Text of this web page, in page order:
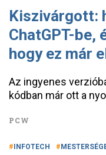
Kiszivárgott:
ChatGPT-be,
hogy ez már
Az ingyenes
kódban már ott a
PCW
INFOTECH